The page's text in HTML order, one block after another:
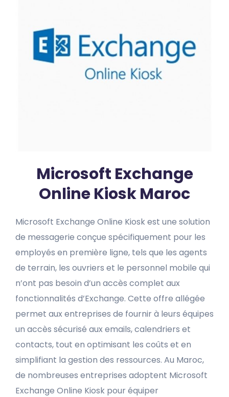
Microsoft Exchange
Online Kiosk Maroc
Microsoft Exchange Online Kiosk est une solution
de messagerie conçue spécifiquement pour les
employés en première ligne, tels que les agents
de terrain, les ouvriers et le personnel mobile qui
n’ont pas besoin d’un accès complet aux
fonctionnalités d’Exchange. Cette offre allégée
permet aux entreprises de fournir à leurs équipes
un accès sécurisé aux emails, calendriers et
contacts, tout en optimisant les coûts et en
simplifiant la gestion des ressources. Au Maroc,
de nombreuses entreprises adoptent Microsoft
Exchange Online Kiosk pour équiper